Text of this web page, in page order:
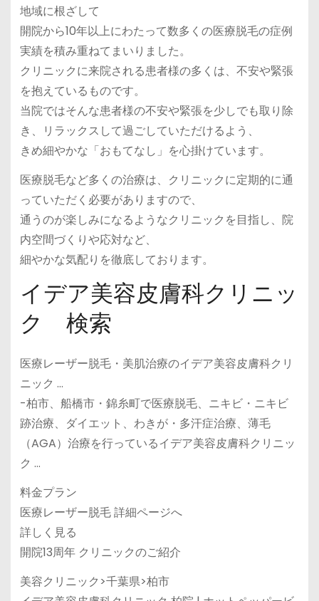
地域に根ざして
開院から10年以上にわたって数多くの医療脱毛の症例
実績を積み重ねてまいりました。
クリニックに来院される患者様の多くは、不安や緊張
を抱えているものです。
当院ではそんな患者様の不安や緊張を少しでも取り除
き、リラックスして過ごしていただけるよう、
きめ細やかな「おもてなし」を心掛けています。
医療脱毛など多くの治療は、クリニックに定期的に通
っていただく必要がありますので、
通うのが楽しみになるようなクリニックを目指し、院
内空間づくりや応対など、
細やかな気配りを徹底しております。
イデア美容皮膚科クリニッ
ク 検索
医療レーザー脱毛・美肌治療のイデア美容皮膚科クリ
ニック …
-柏市、船橋市・錦糸町で医療脱毛、ニキビ・ニキビ
跡治療、ダイエット、わきが・多汗症治療、薄毛
（AGA）治療を行っているイデア美容皮膚科クリニッ
ク …
料金プラン
医療レーザー脱毛 詳細ページへ
詳しく見る
開院13周年 クリニックのご紹介
美容クリニック>千葉県>柏市